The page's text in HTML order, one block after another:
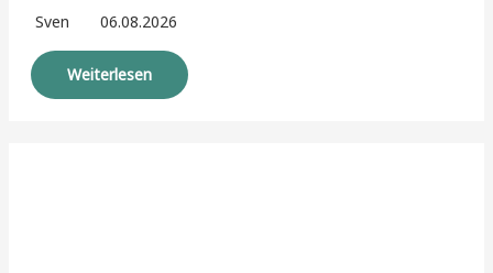
Sven 06.08.2026
Weiterlesen